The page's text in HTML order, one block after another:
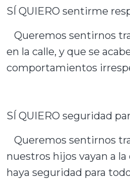
SÍ QUIERO sentirme
Queremos sentirnos
en la calle, y que se
comportamientos
SÍ QUIERO seguridad
Queremos sentirnos
nuestros hijos vayan a la
haya seguridad para